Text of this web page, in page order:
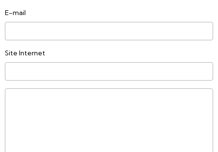
E-mail
Site Internet